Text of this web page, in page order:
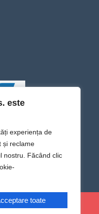
este
experiența de
și reclame
nostru. Făcând clic
toate
tine!